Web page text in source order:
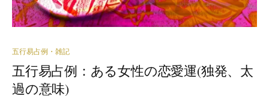
五行易占例・雑記
五行易占例：ある女性の恋愛運(独発、太
過の意味)